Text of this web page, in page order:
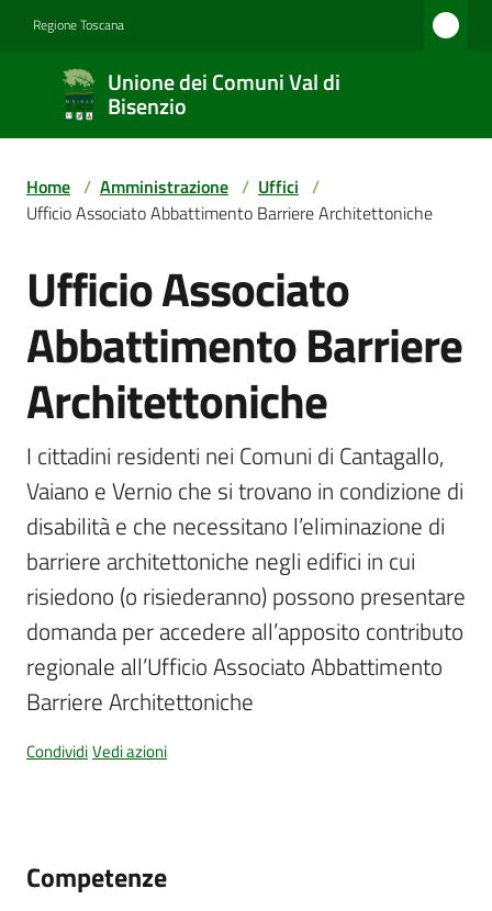
Regione Toscana
Unione dei Comuni Val di
Bisenzio
Unione
dei
Comuni
Val di
Bisenzio
Amministrazione
Novità
Servizi
Documenti
e
dati
Seguici
Home / Amministrazione / Uffici /
Ufficio Associato Abbattimento Barriere Architettoniche
Salta al contenuto
Ufficio Associato
Abbattimento Barriere
Architettoniche
I cittadini residenti nei Comuni di Cantagallo,
Vaiano e Vernio che si trovano in condizione di
disabilità e che necessitano l’eliminazione di
barriere architettoniche negli edifici in cui
risiedono (o risiederanno) possono presentare
domanda per accedere all’apposito contributo
regionale all’Ufficio Associato Abbattimento
Barriere Architettoniche
CondividiVedi azioni
Competenze